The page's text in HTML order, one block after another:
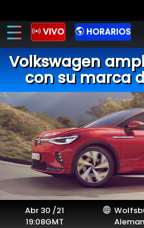
VIVO HORARIOS
Volkswagen
con su marca
Abr 30 /21
19:08GMT